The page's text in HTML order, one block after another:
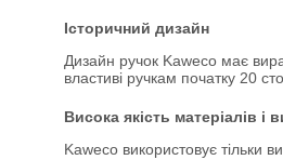
Історичний дизайн
Дизайн ручок Kaweco має
властиві ручкам початку 20
Висока якість матеріалів і
Kaweco використовує тільки